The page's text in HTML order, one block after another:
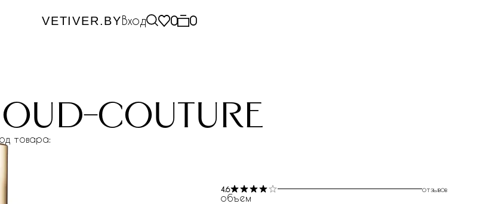
VETIVER.BYВход 0 0
oud-couture
товара:
4.6 отзывов
объем